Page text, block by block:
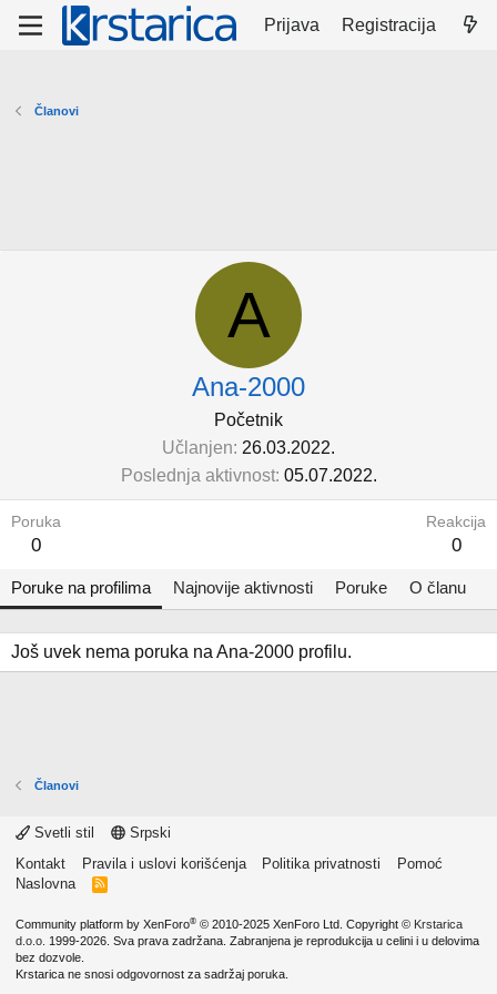
Prijava Registracija
Članovi
A
Ana-2000
Početnik
Učlanjen 26.03.2022.
Poslednja aktivnost 05.07.2022.
Poruka
0
Reakcija
0
Poruke na profilima Najnovije aktivnosti Poruke O članu
Još uvek nema poruka na Ana-2000 profilu.
Članovi
Svetli stil
Srpski
Kontakt
Pravila i uslovi korišćenja Politika privatnosti
Pomoć
Naslovna
R
Community platform by XenForo® © 2010-2025 XenForo Ltd. Copyright © Krstarica
d.o.o. 1999-2026. Sva prava zadržana. Zabranjena je reprodukcija u celini i u delovima
bez dozvole.
Krstarica ne snosi odgovornost za sadržaj poruka.